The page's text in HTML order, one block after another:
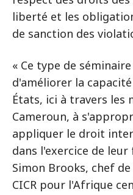
liberté et les
de sanction des
« Ce type de
d'améliorer la
États, ici à travers
Cameroun, à
appliquer le droit
dans l'exercice de
Simon Brooks, chef
CICR pour l'Afrique